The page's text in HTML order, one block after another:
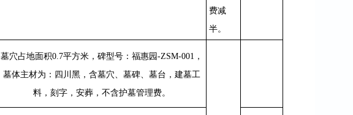
费减
半。
墓穴占地面积0.7平方米，碑型号：福惠园 -ZSM-001 ，
墓体主材为：四川黑，含墓穴、墓碑、墓台，建墓工
料，刻字，安葬，不含护墓管理费。